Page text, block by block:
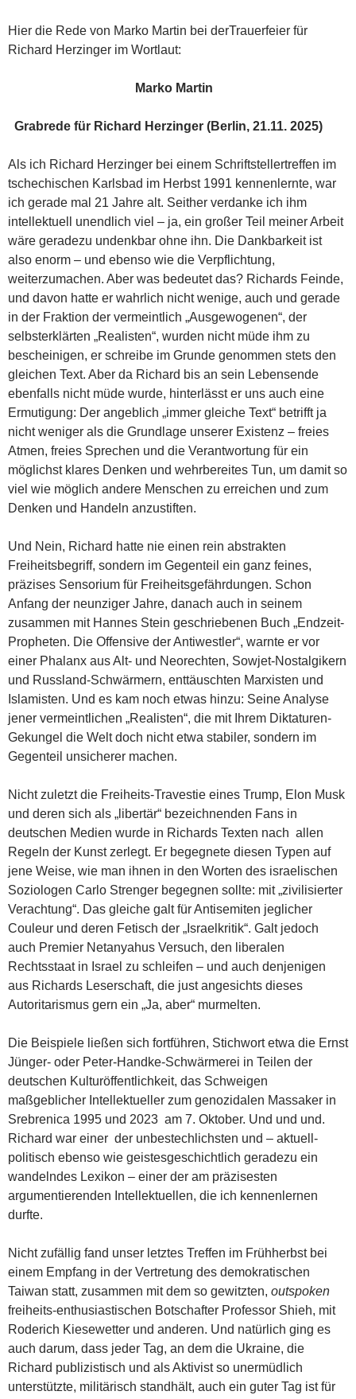
Hier die Rede von Marko Martin bei derTrauerfeier für
Richard Herzinger im Wortlaut:
Marko Martin
Grabrede für Richard Herzinger (Berlin, 21.11. 2025)
Als ich Richard Herzinger bei einem Schriftstellertreffen im
tschechischen Karlsbad im Herbst 1991 kennenlernte, war
ich gerade mal 21 Jahre alt. Seither verdanke ich ihm
intellektuell unendlich viel – ja, ein großer Teil meiner Arbeit
wäre geradezu undenkbar ohne ihn. Die Dankbarkeit ist
also enorm – und ebenso wie die Verpflichtung,
weiterzumachen. Aber was bedeutet das? Richards Feinde,
und davon hatte er wahrlich nicht wenige, auch und gerade
in der Fraktion der vermeintlich „Ausgewogenen“, der
selbsterklärten „Realisten“, wurden nicht müde ihm zu
bescheinigen, er schreibe im Grunde genommen stets den
gleichen Text. Aber da Richard bis an sein Lebensende
ebenfalls nicht müde wurde, hinterlässt er uns auch eine
Ermutigung: Der angeblich „immer gleiche Text“ betrifft ja
nicht weniger als die Grundlage unserer Existenz – freies
Atmen, freies Sprechen und die Verantwortung für ein
möglichst klares Denken und wehrbereites Tun, um damit so
viel wie möglich andere Menschen zu erreichen und zum
Denken und Handeln anzustiften.
Und Nein, Richard hatte nie einen rein abstrakten
Freiheitsbegriff, sondern im Gegenteil ein ganz feines,
präzises Sensorium für Freiheitsgefährdungen. Schon
Anfang der neunziger Jahre, danach auch in seinem
zusammen mit Hannes Stein geschriebenen Buch „Endzeit-
Propheten. Die Offensive der Antiwestler“, warnte er vor
einer Phalanx aus Alt- und Neorechten, Sowjet-Nostalgikern
und Russland-Schwärmern, enttäuschten Marxisten und
Islamisten. Und es kam noch etwas hinzu: Seine Analyse
jener vermeintlichen „Realisten“, die mit Ihrem Diktaturen-
Gekungel die Welt doch nicht etwa stabiler, sondern im
Gegenteil unsicherer machen.
Nicht zuletzt die Freiheits-Travestie eines Trump, Elon Musk
und deren sich als „libertär“ bezeichnenden Fans in
deutschen Medien wurde in Richards Texten nach allen
Regeln der Kunst zerlegt. Er begegnete diesen Typen auf
jene Weise, wie man ihnen in den Worten des israelischen
Soziologen Carlo Strenger begegnen sollte: mit „zivilisierter
Verachtung“. Das gleiche galt für Antisemiten jeglicher
Couleur und deren Fetisch der „Israelkritik“. Galt jedoch
auch Premier Netanyahus Versuch, den liberalen
Rechtsstaat in Israel zu schleifen – und auch denjenigen
aus Richards Leserschaft, die just angesichts dieses
Autoritarismus gern ein „Ja, aber“ murmelten.
Die Beispiele ließen sich fortführen, Stichwort etwa die Ernst
Jünger- oder Peter-Handke-Schwärmerei in Teilen der
deutschen Kulturöffentlichkeit, das Schweigen
maßgeblicher Intellektueller zum genozidalen Massaker in
Srebrenica 1995 und 2023 am 7. Oktober. Und und und.
Richard war einer der unbestechlichsten und – aktuell-
politisch ebenso wie geistesgeschichtlich geradezu ein
wandelndes Lexikon – einer der am präzisesten
argumentierenden Intellektuellen, die ich kennenlernen
durfte.
Nicht zufällig fand unser letztes Treffen im Frühherbst bei
einem Empfang in der Vertretung des demokratischen
Taiwan statt, zusammen mit dem so gewitzten, outspoken
freiheits-enthusiastischen Botschafter Professor Shieh, mit
Roderich Kiesewetter und anderen. Und natürlich ging es
auch darum, dass jeder Tag, an dem die Ukraine, die
Richard publizistisch und als Aktivist so unermüdlich
unterstützte, militärisch standhält, auch ein guter Tag ist für